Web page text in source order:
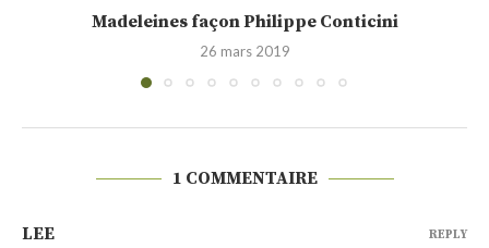
Shortbread écossais (recette vidéo)
25 février 2019
1 COMMENTAIRE
LEE REPLY